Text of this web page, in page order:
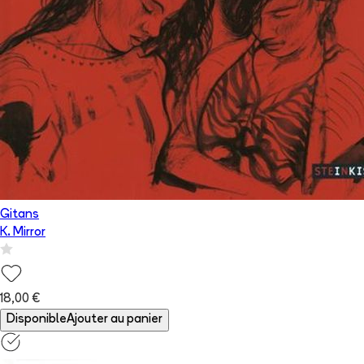
Gitans
K. Mirror
18,00 €
DisponibleAjouter au panier